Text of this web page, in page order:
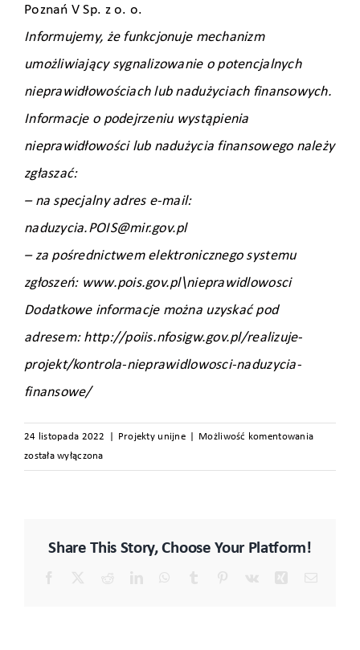
Poznań V Sp. z o. o.
Informujemy, że funkcjonuje mechanizm
umożliwiający sygnalizowanie o potencjalnych
nieprawidłowościach lub nadużyciach finansowych.
Informacje o podejrzeniu wystąpienia
nieprawidłowości lub nadużycia finansowego należy
zgłaszać:
– na specjalny adres e-mail:
naduzycia.POIS@mir.gov.pl
– za pośrednictwem elektronicznego systemu
zgłoszeń: www.pois.gov.pl\nieprawidlowosci
Dodatkowe informacje można uzyskać pod
adresem: http://poiis.nfosigw.gov.pl/realizuje-
projekt/kontrola-nieprawidlowosci-naduzycia-
finansowe/
24 listopada 2022 Projekty unijne Możliwość komentowania
została wyłączona
Share This Story, Choose Your Platform!